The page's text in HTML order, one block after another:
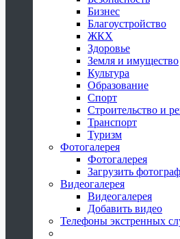
Бизнес
Благоустройство
ЖКХ
Здоровье
Земля и имущество
Культура
Образование
Спорт
Строительство и
Транспорт
Туризм
Фотогалерея
Фотогалерея
Загрузить
Видеогалерея
Видеогалерея
Добавить видео
Телефоны экстренных